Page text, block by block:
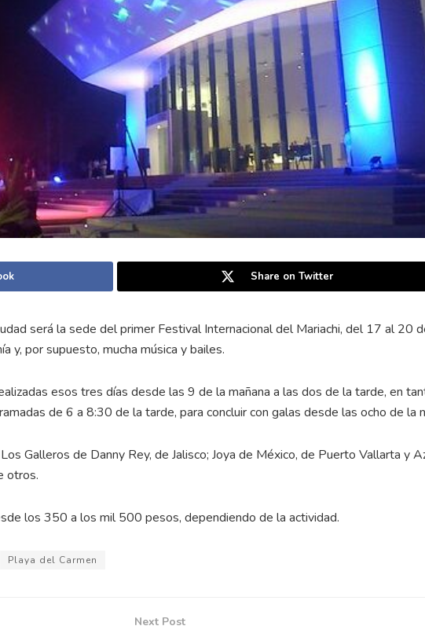
Share on Twitter
será la sede del primer Festival Internacional del Mariachi, del 17 al 20
y, por supuesto, mucha música y bailes.
esos tres días desde las 9 de la mañana a las dos de la tarde, en
de 6 a 8:30 de la tarde, para concluir con galas desde las ocho de la
Galleros de Danny Rey, de Jalisco; Joya de México, de Puerto Vallarta y
otros.
los 350 a los mil 500 pesos, dependiendo de la actividad.
Playa del Carmen
Next Post